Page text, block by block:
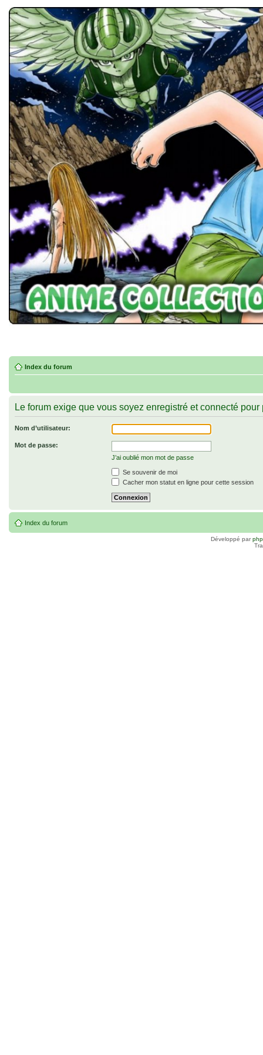
Index du forum
Le forum exige que vous soyez enregistré et connecté
Nom d’utilisateur:
Mot de passe:
J’ai oublié mon mot de passe
Se souvenir de moi
Cacher mon statut en ligne pour cette session
Index du forum
Développé par